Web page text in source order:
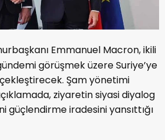
Emmanuel Macron, ikili
görüşmek üzere Suriye’ye
Şam yönetimi
ziyaretin siyasi diyalog
güçlendirme iradesini yansıttığı